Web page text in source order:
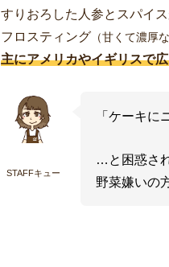
すりおろした人参とスパイ
フロスティング （甘くて濃厚
主にアメリカやイギリスで
STAFFキュー
「ケーキに
…と困惑さ
野菜嫌いの